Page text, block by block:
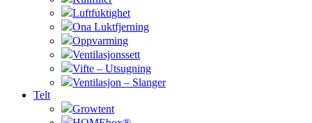
Luftfuktighet
Ona Luktfjerning
Oppvarming
Ventilasjonssett
Vifte – Utsugning
Ventilasjon – Slanger
Telt
Growtent